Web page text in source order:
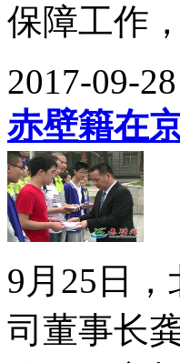
保障工作
2017-09-
赤壁籍在
9月25日
司董事长